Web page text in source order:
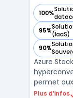
100%
— voir
95%(IaaS)
— voir
90%
— voir
Azure
permet
Plus d’infos